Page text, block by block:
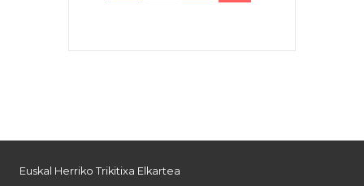
Euskal Herriko Trikitixa Elkartea